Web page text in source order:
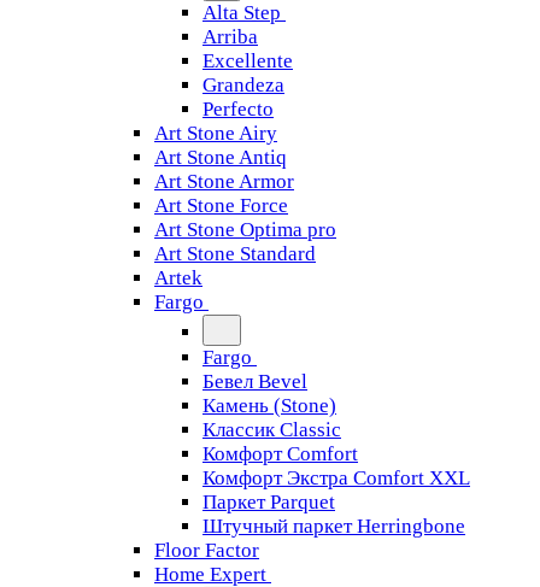
Alta Step
Arriba
Excellente
Grandeza
Perfecto
Art Stone Airy
Art Stone Antiq
Art Stone Armor
Art Stone Force
Art Stone Optima pro
Art Stone Standard
Artek
Fargo
Fargo
Бевел Bevel
Камень (Stone)
Классик Classic
Комфорт Comfort
Комфорт Экстра Comfort XXL
Паркет Parquet
Штучный паркет Herringbone
Floor Factor
Home Expert